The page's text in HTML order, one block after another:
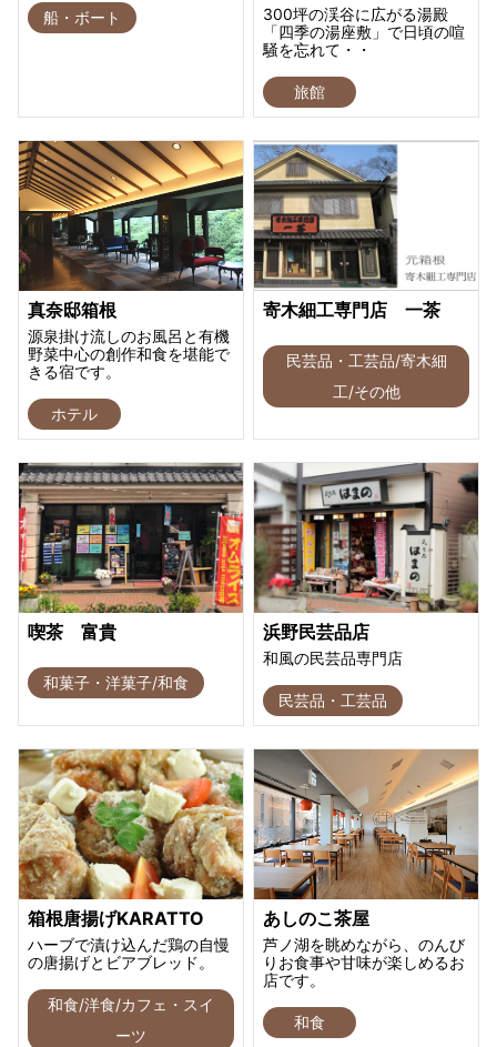
船・ボート
300坪の渓谷に広がる湯殿
「四季の湯座敷」で日頃の喧
騒を忘れて・・
旅館
真奈邸箱根
源泉掛け流しのお風呂と有機
野菜中心の創作和食を堪能で
きる宿です。
ホテル
寄木細工専門店 一茶
民芸品・工芸品/寄木細
工/その他
喫茶 富貴
和菓子・洋菓子/和食
浜野民芸品店
和風の民芸品専門店
民芸品・工芸品
箱根唐揚げKARATTO
ハーブで漬け込んだ鶏の自慢
の唐揚げとビアブレッド。
和食/洋食/カフェ・スイ
ーツ
あしのこ茶屋
芦ノ湖を眺めながら、のんび
りお食事や甘味が楽しめるお
店です。
和食